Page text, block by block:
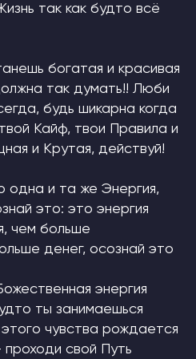
так как будто всё
богатая и красивая
так думать!! Люби
будь шикарна когда
Кайф, твои Правила и
и Крутая, действуй!
одна и та же Энергия,
это: это энергия
чем больше
денег, осознай это
энергия
ты занимаешься
чувства рождается
свой Путь